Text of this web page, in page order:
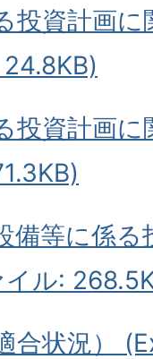
投資計画
投資計画
備等に係
ル:
合状況）